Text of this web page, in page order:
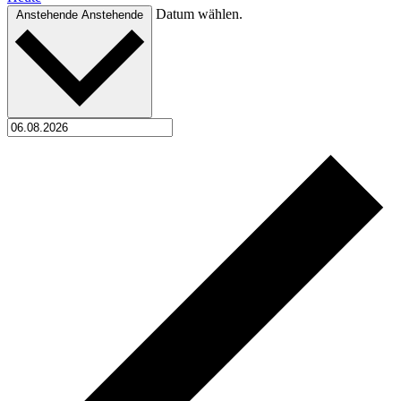
Anstehende Anstehende Datum wählen.